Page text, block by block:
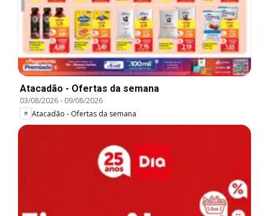
Atacadão - Ofertas da semana
03/08/2026- 09/08/2026
Atacadão - Ofertas da semana